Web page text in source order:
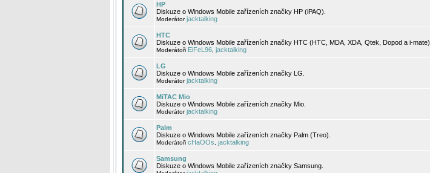
HP
Diskuze o Windows Mobile zařízeních značky HP (iPAQ).
Moderátorjacktalking
HTC
Diskuze o Windows Mobile zařízeních značky HTC (HTC, MDA, XDA, Qtek, Dopod a i-mate).
Moderátoři EiFeL96 jacktalking
LG
Diskuze o Windows Mobile zařízeních značky LG.
Moderátorjacktalking
MiTAC Mio
Diskuze o Windows Mobile zařízeních značky Mio.
Moderátorjacktalking
Palm
Diskuze o Windows Mobile zařízeních značky Palm (Treo).
Moderátoři cHaOOs jacktalking
Samsung
Diskuze o Windows Mobile zařízeních značky Samsung.